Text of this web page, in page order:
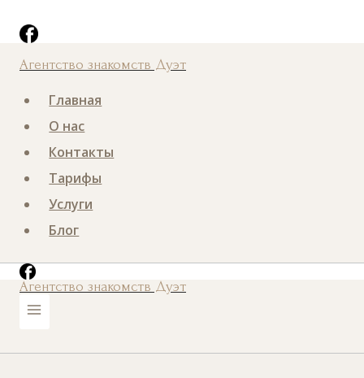
содержанию
Агентство знакомств Дуэт
Главная
О нас
Контакты
Тарифы
Услуги
Блог
Агентство знакомств Дуэт